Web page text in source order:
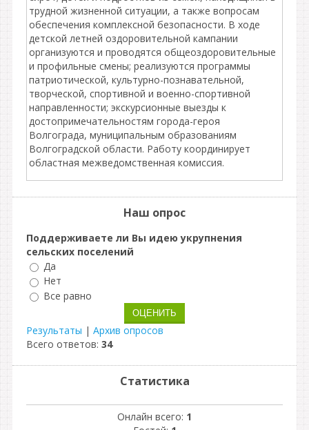
трудной жизненной ситуации, а также вопросам
обеспечения комплексной безопасности. В ходе
детской летней оздоровительной кампании
организуются и проводятся общеоздоровительные
и профильные смены; реализуются программы
патриотической, культурно-познавательной,
творческой, спортивной и военно-спортивной
направленности; экскурсионные выезды к
достопримечательностям города-героя
Волгограда, муниципальным образованиям
Волгоградской области. Работу координирует
областная межведомственная комиссия.
Наш опрос
Поддерживаете ли Вы идею укрупнения
сельских поселений
Да
Нет
Все равно
Результаты | Архив опросов
Всего ответов: 34
Статистика
Онлайн всего: 1